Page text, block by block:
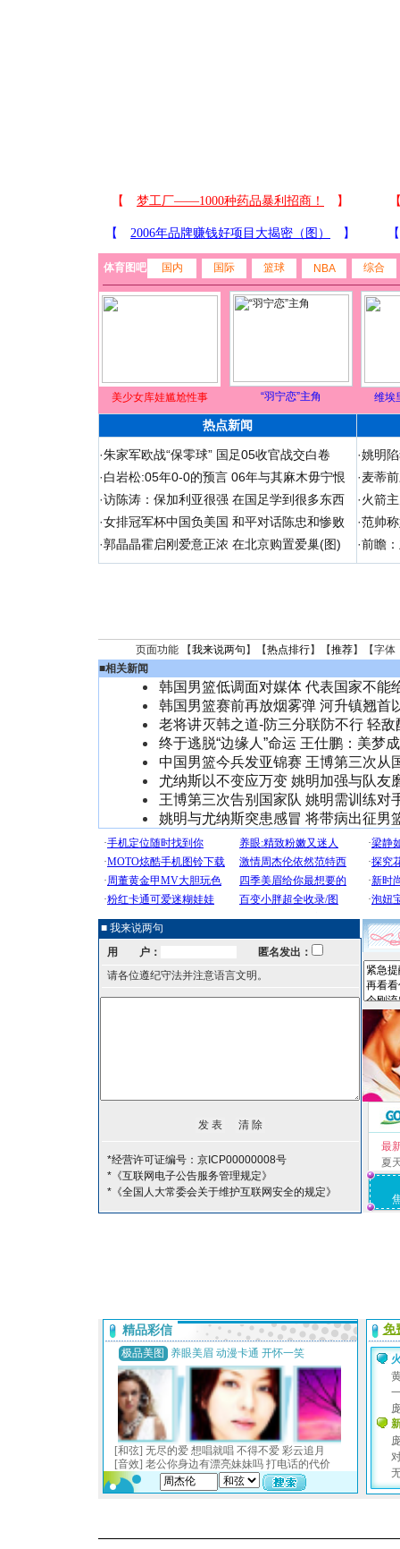
体育图吧 国内 国际 篮球 NBA 综合
美少女库娃尴尬性事 “羽宁恋”主角 维埃
热点新闻
·朱家军欧战“保零球” 国足05收官战交白卷
·白岩松:05年0-0的预言 06年与其麻木毋宁恨
·访陈涛：保加利亚很强 在国足学到很多东西
·女排冠军杯中国负美国 和平对话陈忠和惨败
·郭晶晶霍启刚爱意正浓 在北京购置爱巢(图)
·姚明
·麦蒂
·火箭
·范帅
·前瞻
页面功能 【我来说两句 】【热点排行】【推荐】【字体
■相关新闻
韩国男篮低调面对媒体 代表国家不能
韩国男篮赛前再放烟雾弹 河升镇翘首
老将讲灭韩之道-防三分联防不行 轻敌
终于逃脱“边缘人”命运 王仕鹏：美梦
中国男篮今兵发亚锦赛 王博第三次从
尤纳斯以不变应万变 姚明加强与队友
王博第三次告别国家队 姚明需训练对
姚明与尤纳斯突患感冒 将带病出征男
■ 我来说两句
用 户：
匿名发出：
请各位遵纪守法并注意语言文明。
*经营许可证编号：京ICP00000008号
*《互联网电子公告服务管理规定》
*《全国人大常委会关于维护互联网安全的规定》
最
夏